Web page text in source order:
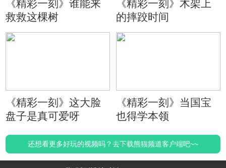
《精彩一刻》谁能来
救救这棵树
《精彩一刻》木架上
的摔跤时间
《精彩一刻》这大脸
盘子是真可爱呀
《精彩一刻》当国宝
也得学本领
还想看更多好玩的视频吗？去下载熊猫频道客户端吧~~